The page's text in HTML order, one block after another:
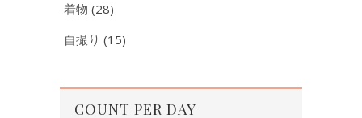
着物 (28)
自撮り (15)
COUNT PER DAY